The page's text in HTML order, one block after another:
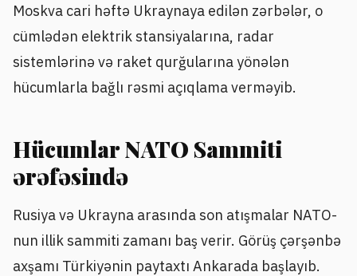
Moskva cari həftə Ukraynaya edilən zərbələr, o
cümlədən elektrik stansiyalarına, radar
sistemlərinə və raket qurğularına yönələn
hücumlarla bağlı rəsmi açıqlama verməyib.
Hücumlar NATO Sammiti
ərəfəsində
Rusiya və Ukrayna arasında son atışmalar NATO-
nun illik sammiti zamanı baş verir. Görüş çərşənbə
axşamı Türkiyənin paytaxtı Ankarada başlayıb.